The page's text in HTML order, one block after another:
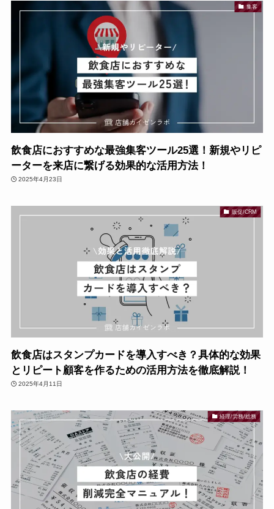
集客
飲食店におすすめな最強集客ツール25選！新規やリピ
ーターを来店に繋げる効果的な活用方法！
2025年4月23日
販促/CRM
飲食店はスタンプカードを導入すべき？具体的な効果
とリピート顧客を作るための活用方法を徹底解説！
2025年4月11日
経理/労務/総務